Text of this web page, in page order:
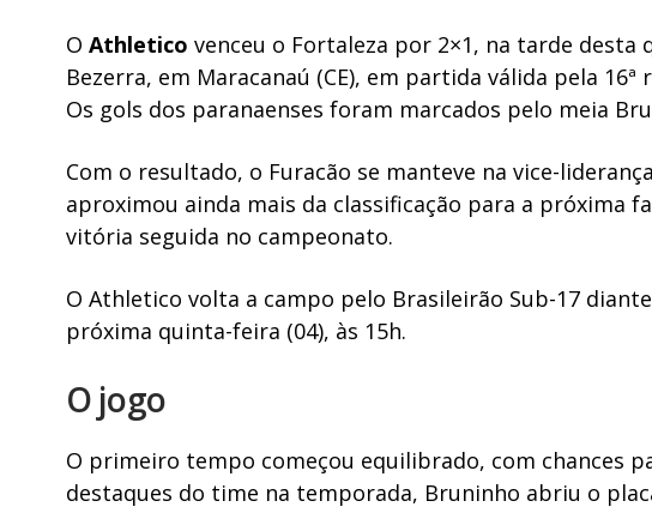
OAthletico venceu o Fortaleza por 2×1, na tarde desta
Bezerra, em Maracanaú (CE), em partida válida pela 16ª
Os gols dos paranaenses foram marcados pelo meia
Com o resultado, o Furacão se manteve na vice-
aproximou ainda mais da classificação para a próxima
vitória seguida no campeonato.
O Athletico volta a campo pelo Brasileirão Sub-17
próxima quinta-feira (04), às 15h.
O jogo
O primeiro tempo começou equilibrado, com chances
destaques do time na temporada, Bruninho abriu o